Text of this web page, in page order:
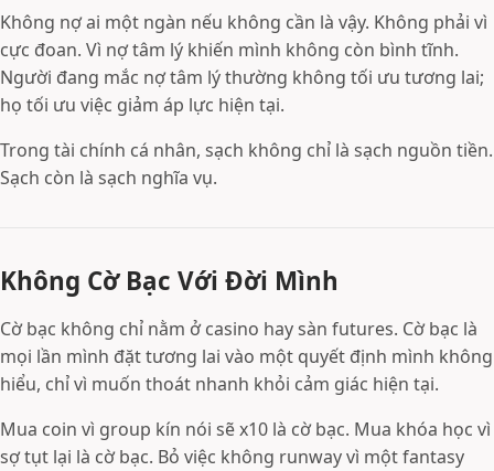
Không nợ ai một ngàn nếu không cần là vậy. Không phải vì
cực đoan. Vì nợ tâm lý khiến mình không còn bình tĩnh.
Người đang mắc nợ tâm lý thường không tối ưu tương lai;
họ tối ưu việc giảm áp lực hiện tại.
Trong tài chính cá nhân, sạch không chỉ là sạch nguồn tiền.
Sạch còn là sạch nghĩa vụ.
Không Cờ Bạc Với Đời Mình
Cờ bạc không chỉ nằm ở casino hay sàn futures. Cờ bạc là
mọi lần mình đặt tương lai vào một quyết định mình không
hiểu, chỉ vì muốn thoát nhanh khỏi cảm giác hiện tại.
Mua coin vì group kín nói sẽ x10 là cờ bạc. Mua khóa học vì
sợ tụt lại là cờ bạc. Bỏ việc không runway vì một fantasy